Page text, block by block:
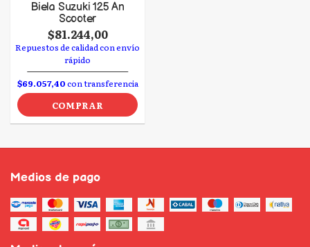
Biela Suzuki 125 An
Scooter
$81.244,00
Repuestos de calidad con envío
rápido
$69.057,40con transferencia
COMPRAR
Medios de pago